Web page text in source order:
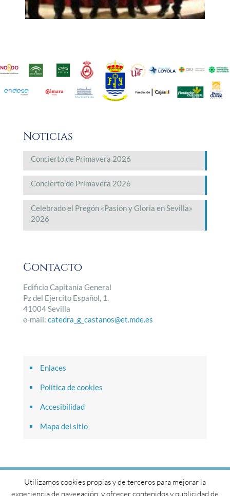
Noticias
Concierto de Primavera 2026
Concierto de Primavera 2026
Celebrado el Pregón «Pasión y Gloria en Sevilla»
2026
Contacto
Edificio Capitanía General
Pz del Ejercito Español, 1.
41004 Sevilla
e-mail: catedra_g_castanos@et.mde.es
Enlaces
Política de cookies
Accesibilidad
Mapa del sitio
© 2017 Cátedra General Castaños. Todos los derechos
Utilizamos cookies propias y de terceros para mejorar la
experiencia de navegación, y ofrecer contenidos y publicidad de